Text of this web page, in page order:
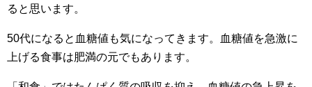
ると思います。
50代になると血糖値も気になってきます。血糖値を急激に
上げる食事は肥満の元でもあります。